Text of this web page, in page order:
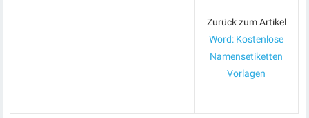
Zurück zum Artikel
Word: Kostenlose
Namensetiketten
Vorlagen